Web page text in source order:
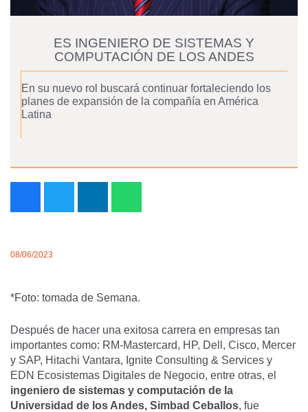
ES INGENIERO DE SISTEMAS Y
COMPUTACIÓN DE LOS ANDES
En su nuevo rol buscará continuar fortaleciendo los
planes de expansión de la compañía en América
Latina
08/06/2023
*Foto: tomada de Semana.
Después de hacer una exitosa carrera en empresas tan
importantes como: RM-Mastercard, HP, Dell, Cisco, Mercer
y SAP, Hitachi Vantara, Ignite Consulting & Services y
EDN Ecosistemas Digitales de Negocio, entre otras, el
ingeniero de sistemas y computación de la
Universidad de los Andes, Simbad Ceballos, fue